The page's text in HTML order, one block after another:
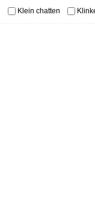
Klein chatten